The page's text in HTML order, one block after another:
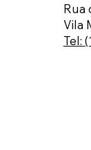
Rua
Vila
Tel: